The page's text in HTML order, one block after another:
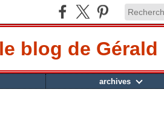
blog de
archives